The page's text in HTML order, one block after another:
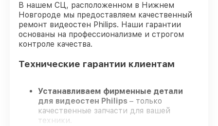
В нашем СЦ, расположенном в Нижнем
Новгороде мы предоставляем качественный
ремонт видеостен Philips. Наши гарантии
основаны на профессионализме и строгом
контроле качества.
Технические гарантии клиентам
Устанавливаем фирменные детали
для видеостен Philips – только
качественные запчасти для вашей
техники.